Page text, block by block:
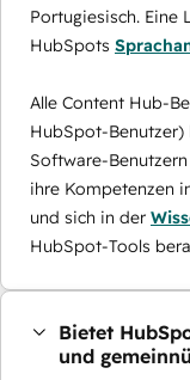
Portugiesisch. Eine
HubSpots
Alle Content Hub-
HubSpot-
Software-
ihre Kompetenzen
und sich in der
HubSpot-Tools
Bietet
und